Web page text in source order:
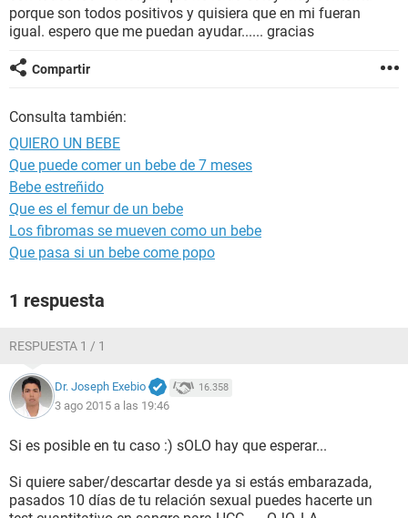
porque son todos positivos y quisiera que en mi fueran
igual. espero que me puedan ayudar...... gracias
Compartir
Consulta también:
QUIERO UN BEBE
Que puede comer un bebe de 7 meses
Bebe estreñido
Que es el femur de un bebe
Los fibromas se mueven como un bebe
Que pasa si un bebe come popo
1 respuesta
RESPUESTA 1 / 1
Dr. Joseph Exebio 16.358
3 ago 2015 a las 19:46
Si es posible en tu caso :) sOLO hay que esperar...
Si quiere saber/descartar desde ya si estás embarazada,
pasados 10 días de tu relación sexual puedes hacerte un